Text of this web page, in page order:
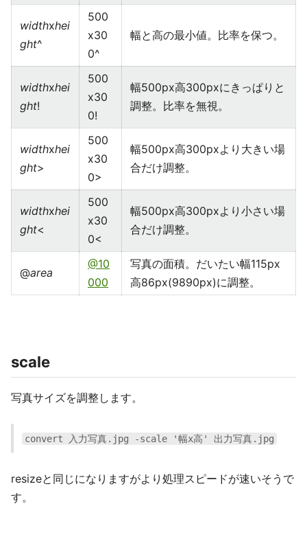
widthxhei
ght^
500
x30
0^
幅と高の最小値。比率を保つ。
widthxhei
ght!
500
x30
0!
幅500px高300pxにきっぱりと
調整。比率を無視。
widthxhei
ght>
500
x30
0>
幅500px高300pxより大きい場
合だけ調整。
widthxhei
ght<
500
x30
0<
幅500px高300pxより小さい場
合だけ調整。
@area
@10
000
写真の面積。だいたい幅115px
高86px(9890px)に調整。
scale
写真サイズを調整します。
convert 入力写真.jpg -scale '幅x高' 出力写真.jpg
resizeと同じになりますがより処理スピードが速いそうで
す。